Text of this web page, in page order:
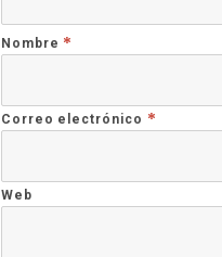
Nombre *
Correo electrónico *
Web